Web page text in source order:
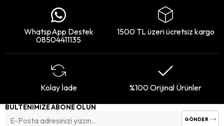
WhatspApp Destek
08504411135
1500 TL üzeri ücretsiz kargo
Kolay İade %100 Orijinal Ürünler
BÜLTENİMİZE ABONE OLUN
GÖNDER